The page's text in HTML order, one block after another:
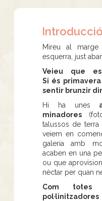
Mireu al
esquerra, just
Veieu que
Si és
sentir brunzir
Hi ha unes
minadores
talussos de
veiem en
galeria amb
acaben en una
ou que
nèctar per quan
Com totes